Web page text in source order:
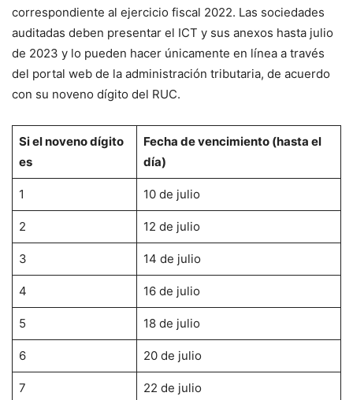
correspondiente al ejercicio fiscal 2022. Las sociedades
auditadas deben presentar el ICT y sus anexos hasta julio
de 2023 y lo pueden hacer únicamente en línea a través
del portal web de la administración tributaria, de acuerdo
con su noveno dígito del RUC.
Si el noveno dígito
es
Fecha de vencimiento (hasta el
día)
1 10 de julio
2 12 de julio
3 14 de julio
4 16 de julio
5 18 de julio
6 20 de julio
7 22 de julio